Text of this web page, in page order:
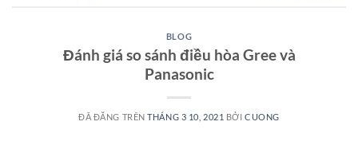
BLOG
Đánh giá so sánh điều hòa Gree và
Panasonic
ĐÃ ĐĂNG TRÊNTHÁNG 3 10, 2021 BỞICUONG